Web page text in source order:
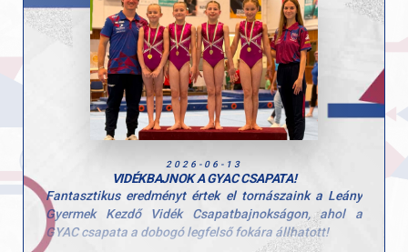
Hajrá GYAC!
lett.
Hajba Gellért a serdülő haladó vidék bajnokság
összetett versenyében a második helyen végzett.
Gratulálunk sportolóinknak és edzőiknek a kiemelkedő
teljesítményhez!
2026-06-13
VIDÉKBAJNOK A GYAC CSAPATA!
Fantasztikus eredményt értek el tornászaink a Leány
Gyermek Kezdő Vidék Csapatbajnokságon, ahol a
GYAC csapata a dobogó legfelső fokára állhatott!